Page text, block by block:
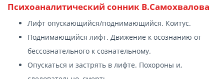
Психоаналитический сонник В.Самохвалова
Лифт опускающийся/поднимающийся. Коитус.
Поднимающийся лифт. Движение к осознанию от
бессознательного к сознательному.
Опускаться и застрять в лифте. Похороны и,